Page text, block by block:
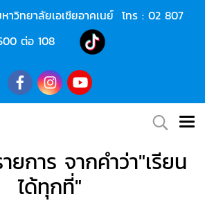
าวิทยาลัยเอเชียอาคเนย์ โทร : 02 807
ต่อ 108
การ จากคำว่า"เรียน
ได้ทุกที่"